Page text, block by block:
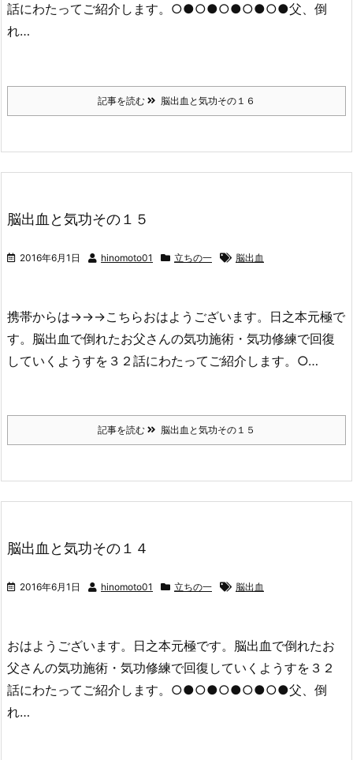
話にわたってご紹介します。○●○●○●○●○●父、倒
れ…
記事を読む 脳出血と気功その１６
脳出血と気功その１５
2016年6月1日 hinomoto01 立ちの一 脳出血
携帯からは→→→こちらおはようございます。日之本元極で
す。脳出血で倒れたお父さんの気功施術・気功修練で回復
していくようすを３２話にわたってご紹介します。○…
記事を読む 脳出血と気功その１５
脳出血と気功その１４
2016年6月1日 hinomoto01 立ちの一 脳出血
おはようございます。日之本元極です。脳出血で倒れたお
父さんの気功施術・気功修練で回復していくようすを３２
話にわたってご紹介します。○●○●○●○●○●父、倒
れ…